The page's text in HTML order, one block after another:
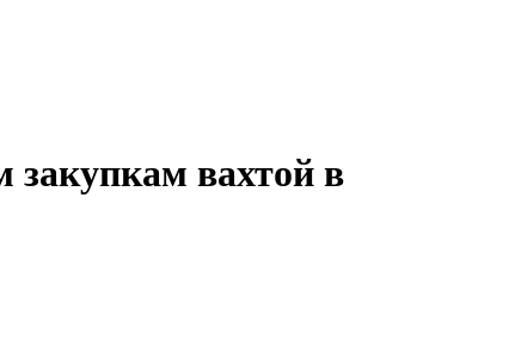
закупкам вахтой в